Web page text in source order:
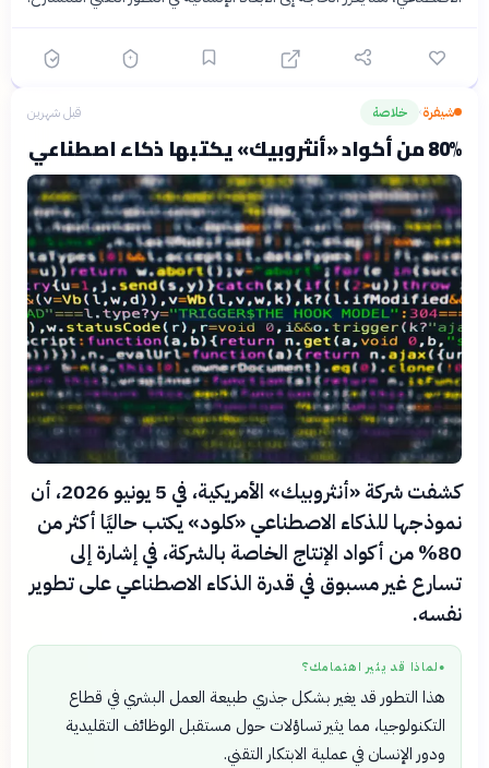
شيفرة› خلاصة قبل شهرين
80% من أكواد «أنثروبيك» يكتبها ذكاء اصطناعي
كشفت شركة «أنثروبيك» الأمريكية، في 5 يونيو 2026، أن
نموذجها للذكاء الاصطناعي «كلود» يكتب حاليًا أكثر من
80% من أكواد الإنتاج الخاصة بالشركة، في إشارة إلى
تسارع غير مسبوق في قدرة الذكاء الاصطناعي على تطوير
نفسه.
● لماذا قد يثير اهتمامك؟
هذا التطور قد يغير بشكل جذري طبيعة العمل البشري في قطاع
التكنولوجيا، مما يثير تساؤلات حول مستقبل الوظائف التقليدية
ودور الإنسان في عملية الابتكار التقني.